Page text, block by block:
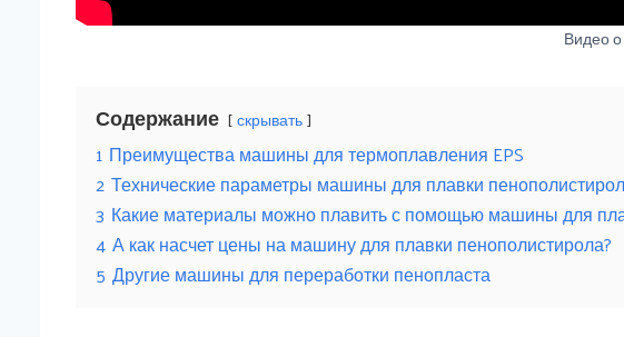
Видео
Содержание скрывать
1 Преимущества машины для термоплавления EPS
2 Технические параметры машины для плавки
3 Какие материалы можно плавить с помощью машины для
4 А как насчет цены на машину для плавки пенополистирола?
5 Другие машины для переработки пенопласта